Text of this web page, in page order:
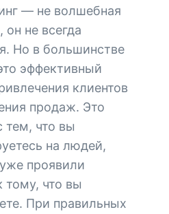
— не волшебная
он не всегда
Но в большинстве
эффективный
клиентов
продаж. Это
тем, что вы
на людей,
проявили
тому, что вы
При правильных